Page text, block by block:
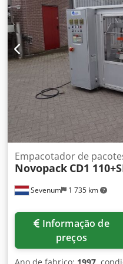
comprimento total das
montada e pronta para
imediatamente em
Sevenum 1 735 km
Empacotador de
Novopack CD1
preços
Ano de fabrico: 1997,